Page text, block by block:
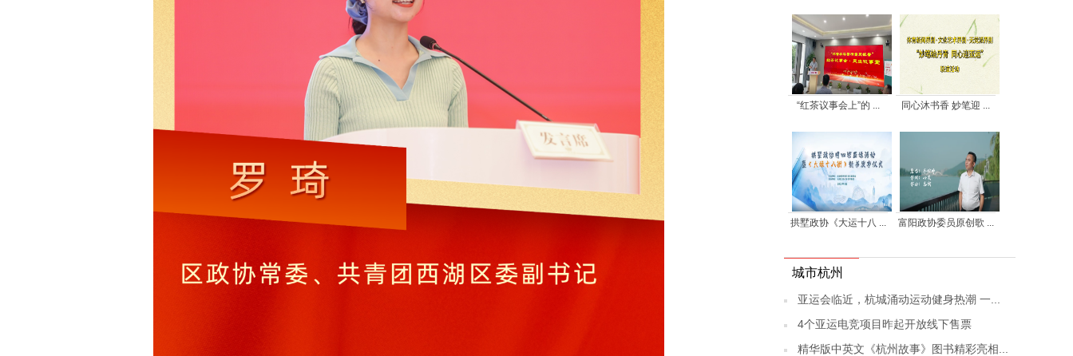
“红茶议事会上”的 ... 同心沐书香 妙笔迎 ...
拱墅政协《大运十八 ... 富阳政协委员原创歌 ...
城市杭州
亚运会临近，杭城涌动运动健身热潮 一...
4个亚运电竞项目昨起开放线下售票
精华版中英文《杭州故事》图书精彩亮相...